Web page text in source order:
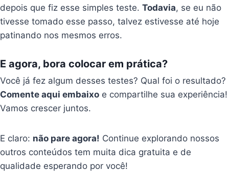
depois que fiz esse simples teste.Todavia, se eu não
tivesse tomado esse passo, talvez estivesse até hoje
patinando nos mesmos erros.
E agora, bora colocar em prática?
Você já fez algum desses testes? Qual foi o resultado?
Comente aqui embaixo e compartilhe sua experiência!
Vamos crescer juntos.
E claro: não pare agora! Continue explorando nossos
outros conteúdos tem muita dica gratuita e de
qualidade esperando por você!